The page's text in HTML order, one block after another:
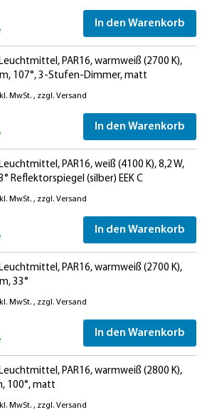
In den Warenkorb
PAR16, warmweiß (2700 K),
107°, 3-Stufen-Dimmer, matt
MwSt. , zzgl. Versand
In den Warenkorb
PAR16, weiß (4100 K), 8,2 W,
Reflektorspiegel (silber) EEK C
MwSt. , zzgl. Versand
In den Warenkorb
PAR16, warmweiß (2700 K),
33°
MwSt. , zzgl. Versand
In den Warenkorb
PAR16, warmweiß (2800 K),
100°, matt
MwSt. , zzgl. Versand